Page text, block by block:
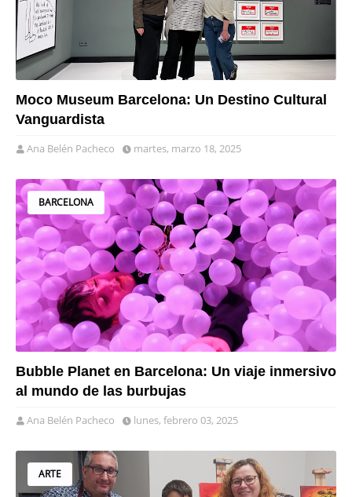
Moco Museum Barcelona: Un Destino Cultural
Vanguardista
Ana Belén Pacheco martes, marzo 18, 2025
BARCELONA
Bubble Planet en Barcelona: Un viaje inmersivo
al mundo de las burbujas
Ana Belén Pacheco lunes, febrero 03, 2025
ARTE